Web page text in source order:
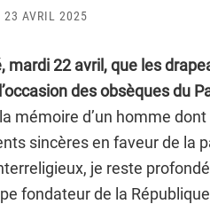
23 AVRIL 2025
mardi 22 avril, que les
des obsèques du
mémoire d’un homme
sincères en faveur de la
je reste
fondateur de la